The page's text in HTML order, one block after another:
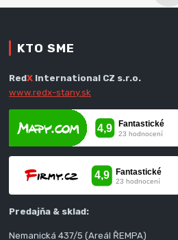
KTO SME
RedX International CZ s.r.o.
www.redx-stany.sk
Predajňa & sklad:
Nemanická 437/5 (Areál ŘEMPA)